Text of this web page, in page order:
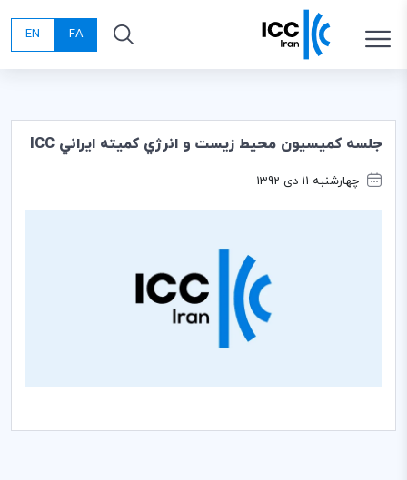
FA
EN
جلسه كميسيون محيط زيست و انرژي كميته ايراني ICC
چهارشنبه 11 دی 1392